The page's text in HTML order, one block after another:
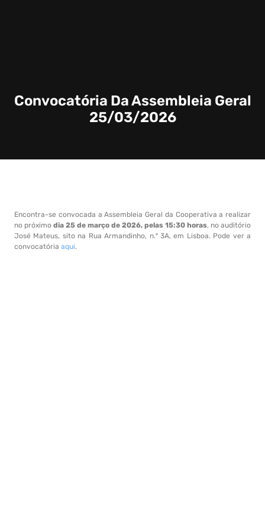
Convocatória Da Assembleia Geral
25/03/2026
Encontra-se convocada a Assembleia Geral da Cooperativa a realizar
no próximo dia 25 de março de 2026, pelas 15:30 horas, no auditório
José Mateus, sito na Rua Armandinho, n.º 3A, em Lisboa. Pode ver a
convocatória aqui.